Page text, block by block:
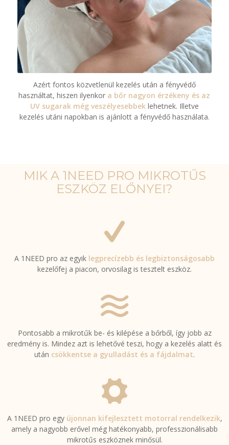
Azért fontos közvetlenül kezelés után a fényvédő
használtat, hiszen ilyenkor a bőr nagyon érzékeny és az
UV sugarak még veszélyesebbeklehetnek. Illetve
kezelés utáni napokban is ajánlott a fényvédő használata.
MIK A 1NEED PRO MIKROTŰS
ESZKÖZ ELŐNYEI?
A 1NEED pro az egyik legprecízebb és legbiztonságosabb
kezelőfej a piacon, orvosilag is tesztelt eszköz.
Pontosabb a mikrotűk be- és kilépése a bőrből, így jobb az
eredmény is. Mindez azt is lehetővé teszi, hogy a kezelés alatt és
után csökkentse a gyulladást és a fájdalmat.
A 1NEED pro egy újonnan kifejlesztett motorral rendelkezik,
amely a nagyobb erővel még hatékonyabb, professzionálisabb
mikrotűs eszköznek minősül.